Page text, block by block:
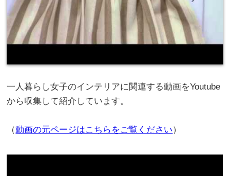
一人暮らし女子のインテリアに関連する動画をYoutube
から収集して紹介しています。
（動画の元ページはこちらをご覧ください）